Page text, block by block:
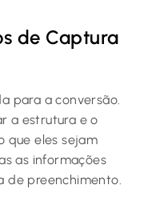
de Captura
para a conversão.
a estrutura e o
que eles sejam
as informações
de preenchimento.